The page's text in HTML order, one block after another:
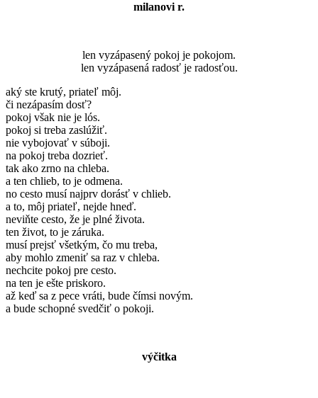
milanovi r.
len vyzápasený pokoj je pokojom.
len vyzápasená radosť je radosťou.
aký ste krutý, priateľ môj.
či nezápasím dosť?
pokoj však nie je lós.
pokoj si treba zaslúžiť.
nie vybojovať v súboji.
na pokoj treba dozrieť.
tak ako zrno na chleba.
a ten chlieb, to je odmena.
no cesto musí najprv dorásť v chlieb.
a to, môj priateľ, nejde hneď.
neviňte cesto, že je plné života.
ten život, to je záruka.
musí prejsť všetkým, čo mu treba,
aby mohlo zmeniť sa raz v chleba.
nechcite pokoj pre cesto.
na ten je ešte priskoro.
až keď sa z pece vráti, bude čímsi novým.
a bude schopné svedčiť o pokoji.
výčitka